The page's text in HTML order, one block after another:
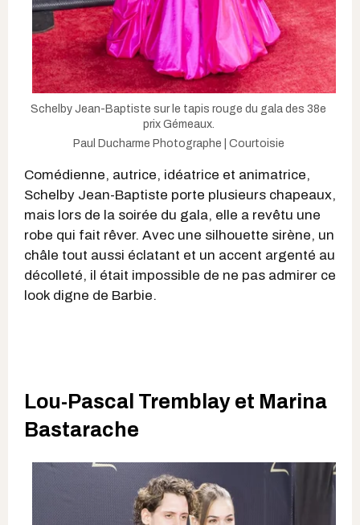
Schelby Jean-Baptiste sur le tapis rouge du gala des 38e
prix Gémeaux.
Paul Ducharme Photographe | Courtoisie
Comédienne, autrice, idéatrice et animatrice,
Schelby Jean-Baptiste porte plusieurs chapeaux,
mais lors de la soirée du gala, elle a revêtu une
robe qui fait rêver. Avec une silhouette sirène, un
châle tout aussi éclatant et un accent argenté au
décolleté, il était impossible de ne pas admirer ce
look digne de Barbie.
Lou-Pascal Tremblay et Marina
Bastarache